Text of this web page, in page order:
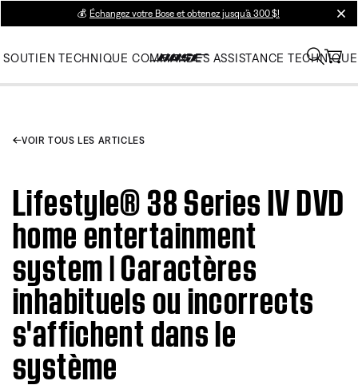
💰 Échangez votre Bose et obtenez jusqu’à 300 $!
SOUTIEN TECHNIQUE COMMANDES ASSISTANCE TECHNIQUE
VOIR TOUS LES ARTICLES
Lifestyle® 38 Series IV DVD
home entertainment
system | Caractères
inhabituels ou incorrects
s'affichent dans le
système